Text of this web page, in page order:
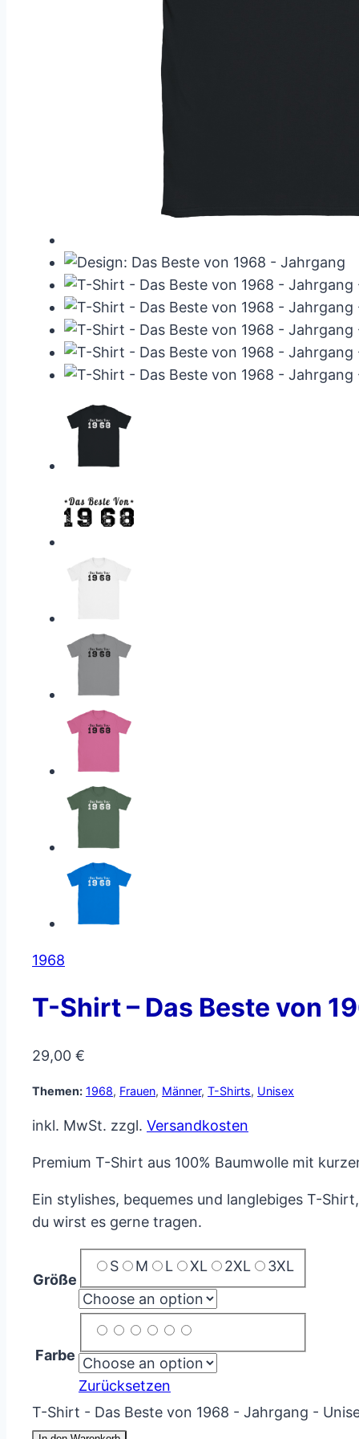
1968
T-Shirt – Das Beste von
29,00 €
Themen: 1968, Frauen, Männer, T-Shirts, Unisex
inkl. MwSt. zzgl. Versandkosten
Premium T-Shirt aus 100% Baumwolle mit
Ein stylishes, bequemes und langlebiges T-
du wirst es gerne tragen.
Größe
S M L XL 2XL 3XL
Farbe
Zurücksetzen
T-Shirt - Das Beste von 1968 - Jahrgang -